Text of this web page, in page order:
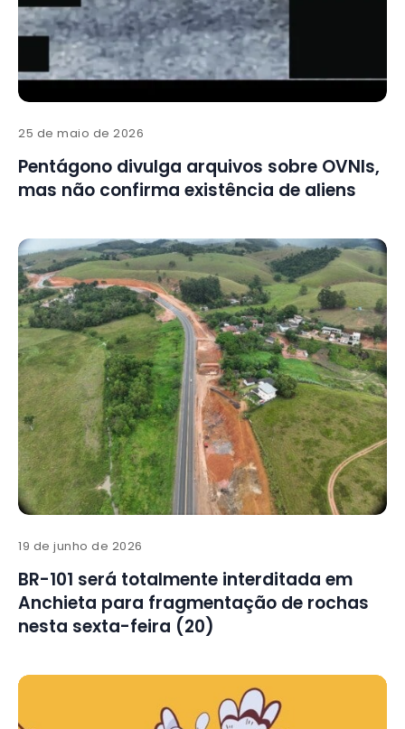
25 de maio de 2026
Pentágono divulga arquivos sobre OVNIs,
mas não confirma existência de aliens
19 de junho de 2026
BR-101 será totalmente interditada em
Anchieta para fragmentação de rochas
nesta sexta-feira (20)